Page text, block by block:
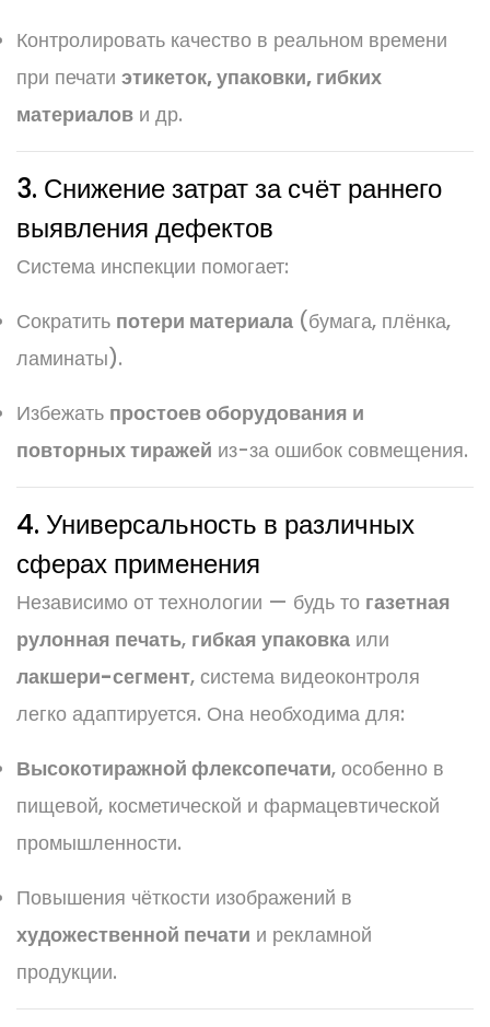
Контролировать качество в реальном времени
при печати этикеток, упаковки, гибких
материалов и др.
3. Снижение затрат за счёт раннего
выявления дефектов
Система инспекции помогает:
Сократить потери материала (бумага, плёнка,
ламинаты).
Избежать простоев оборудования и
повторных тиражей из-за ошибок совмещения.
4. Универсальность в различных
сферах применения
Независимо от технологии — будь то газетная
рулонная печать, гибкая упаковка или
лакшери-сегмент, система видеоконтроля
легко адаптируется. Она необходима для:
Высокотиражной флексопечати, особенно в
пищевой, косметической и фармацевтической
промышленности.
Повышения чёткости изображений в
художественной печати и рекламной
продукции.